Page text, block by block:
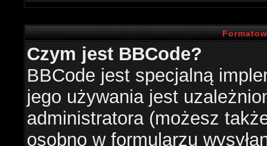
Czym jest BBCode?
BBCode jest specjalną
jego używania jest
administratora (możesz
osobno w formularzu